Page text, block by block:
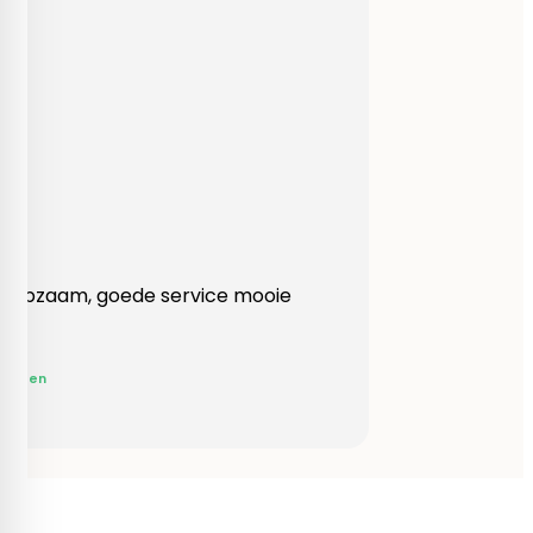
Heel behulpzaam, goede service mooie
Yvonne Claessen